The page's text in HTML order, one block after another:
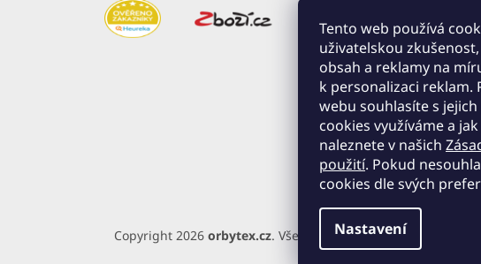
Tento web používá
uživatelskou
obsah a reklamy na
k personalizaci reklam.
webu souhlasíte s
cookies využíváme a
naleznete v našich
použití. Pokud
cookies dle svých
Nastavení
KOČARKOVINA /
SLUNEČNÍKOVINA
ŘASÍCÍ STUHY
VZORKY LÁTEK
Copyright 2026 orbytex.cz. Všechna práva vyhrazena.